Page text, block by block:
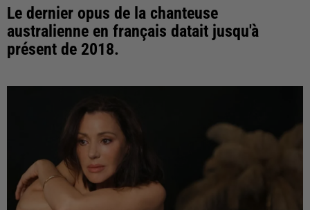
Le dernier opus de la chanteuse
australienne en français datait jusqu'à
présent de 2018.